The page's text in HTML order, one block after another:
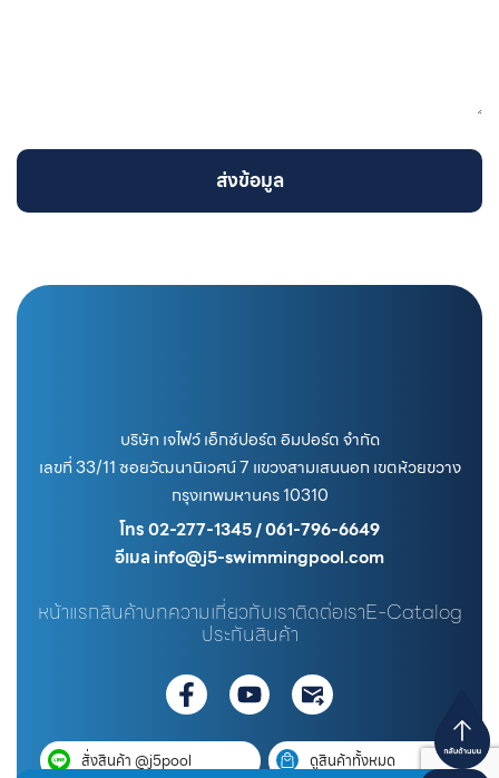
ส่งข้อมูล
บริษัท เจไฟว์ เอ็กซ์ปอร์ต อิมปอร์ต จำกัด
เลขที่ 33/11 ซอยวัฒนานิเวศน์ 7 แขวงสามเสนนอก เขตห้วยขวาง
กรุงเทพมหานคร 10310
โทร 02-277-1345 / 061-796-6649
อีเมล info@j5-swimmingpool.com
หน้าแรกสินค้าบทความเกี่ยวกับเราติดต่อเราE-Catalog
ประกันสินค้า
สั่งสินค้า @j5pool ดูสินค้าทั้งหมด